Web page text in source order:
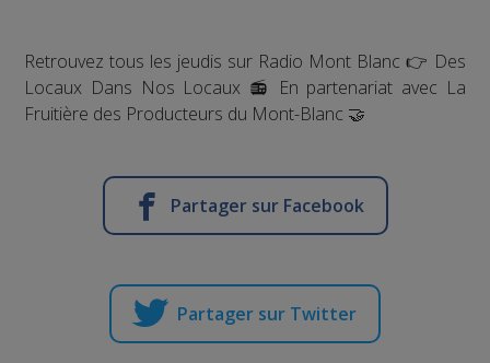
Retrouvez tous les jeudis sur Radio Mont Blanc 👉 Des
Locaux Dans Nos Locaux 📻 En partenariat avec La
Fruitière des Producteurs du Mont-Blanc 🤝
Partager sur Facebook
Partager sur Twitter